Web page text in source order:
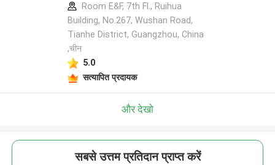
Room E&F, 7th Fl., Ruihua
Building, No.267, Wushan Road,
Tianhe District, Guangzhou, China
,चीन
5.0
सत्यापित प्रदायक
और देखो
सबसे उत्तम प्रतिदान प्राप्त करें